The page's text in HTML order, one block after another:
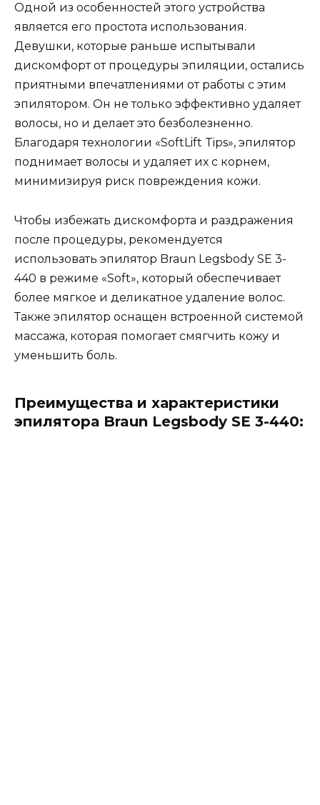
Одной из особенностей этого устройства
является его простота использования.
Девушки, которые раньше испытывали
дискомфорт от процедуры эпиляции, остались
приятными впечатлениями от работы с этим
эпилятором. Он не только эффективно удаляет
волосы, но и делает это безболезненно.
Благодаря технологии «SoftLift Tips», эпилятор
поднимает волосы и удаляет их с корнем,
минимизируя риск повреждения кожи.
Чтобы избежать дискомфорта и раздражения
после процедуры, рекомендуется
использовать эпилятор Braun Legsbody SE 3-
440 в режиме «Soft», который обеспечивает
более мягкое и деликатное удаление волос.
Также эпилятор оснащен встроенной системой
массажа, которая помогает смягчить кожу и
уменьшить боль.
Преимущества и характеристики
эпилятора Braun Legsbody SE 3-440: